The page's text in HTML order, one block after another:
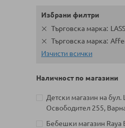
Избрани филтри
Търговска марка
Търговска марка
Изчисти всички
Наличност по магазини
Детски магазин на бул.
Освободител 255,
Бебешки магазин Raya